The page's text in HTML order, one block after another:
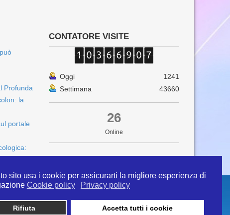
sito usa i cookie per assicurarti la migliore esperienza di
Cookie policy Privacy policy
Rifiuta Accetta tutti i cookie
Profunda
la
portale
CONTATORE VISITE
Oggi
1241
Settimana
43660
26
Online
info@ipertermiaitalia.it tel. 331/9584817 . Il